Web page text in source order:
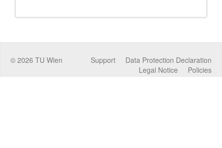
© 2026 TU Wien Data Protection Declaration
Support
Policies
Legal Notice